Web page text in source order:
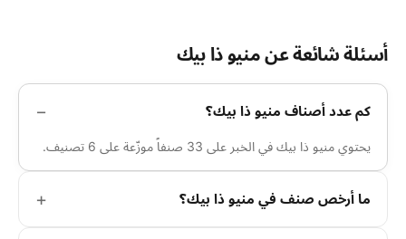
أسئلة شائعة عن منيو ذا بيك
كم عدد أصناف منيو ذا بيك؟
يحتوي منيو ذا بيك في الخبر على 33 صنفاً موزّعة على 6 تصنيف.
ما أرخص صنف في منيو ذا بيك؟